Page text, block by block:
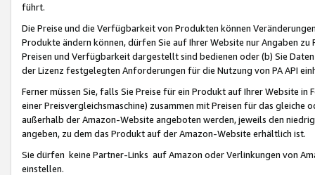
führt.
Die Preise und die Verfügbarkeit von Produkten können
Produkte ändern können, dürfen Sie auf Ihrer Website nur Angaben
Preisen und Verfügbarkeit dargestellt sind bedienen oder (b) Sie
der Lizenz festgelegten Anforderungen für die Nutzung von PA API
Ferner müssen Sie, falls Sie Preise für ein Produkt auf Ihrer Website
einer Preisvergleichsmaschine) zusammen mit Preisen für das
außerhalb der Amazon-Website angeboten werden, jeweils den
angeben, zu dem das Produkt auf der Amazon-Website erhältlich ist.
Sie dürfen keine Partner-Links auf Amazon oder Verlinkungen von
einstellen.